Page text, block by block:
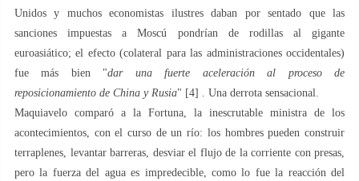
Unidos y muchos economistas ilustres daban por sentado que las
sanciones impuestas a Moscú pondrían de rodillas al gigante
euroasiático; el efecto (colateral para las administraciones occidentales)
fue más bien "dar una fuerte aceleración al proceso de
reposicionamiento de China y Rusia" [4] . Una derrota sensacional.
Maquiavelo comparó a la Fortuna, la inescrutable ministra de los
acontecimientos, con el curso de un río: los hombres pueden construir
terraplenes, levantar barreras, desviar el flujo de la corriente con presas,
pero la fuerza del agua es impredecible, como lo fue la reacción del